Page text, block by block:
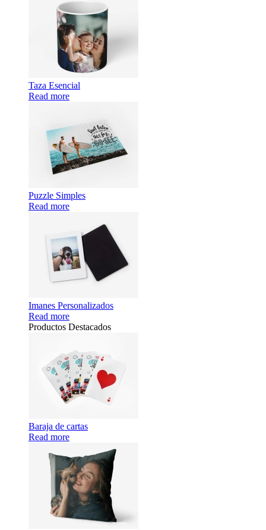
Taza Esencial
Read more
Puzzle Simples
Read more
Imanes Personalizados
Read more
Productos Destacados
Baraja de cartas
Read more